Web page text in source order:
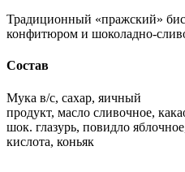
Традиционный «пражский»
конфитюром и шоколадно-
Состав
Мука в/с, сахар, яичный
продукт, масло сливочное,
шок. глазурь, повидло
кислота, коньяк